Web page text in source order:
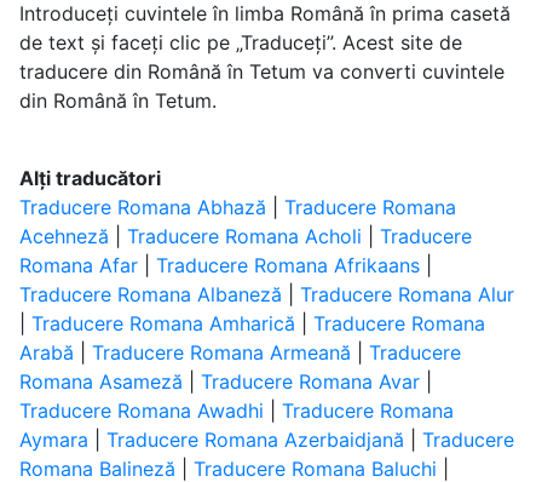
Introduceți cuvintele în limba Română în prima casetă
de text și faceți clic pe „Traduceți”. Acest site de
traducere din Română în Tetum va converti cuvintele
din Română în Tetum.
Alți traducători
Traducere Romana Abhază
Traducere Romana
Acehneză
Traducere Romana Acholi
Traducere
Romana Afar| Traducere Romana Afrikaans|
Traducere Romana Albaneză
Traducere Romana Alur
Traducere Romana Amharică
Traducere Romana
Arabă
Traducere Romana Armeană
Traducere
Romana Asameză
Traducere Romana Avar|
Traducere Romana Awadhi
Traducere Romana
Aymara
Traducere Romana Azerbaidjană
Traducere
Romana Balineză
Traducere Romana Baluchi